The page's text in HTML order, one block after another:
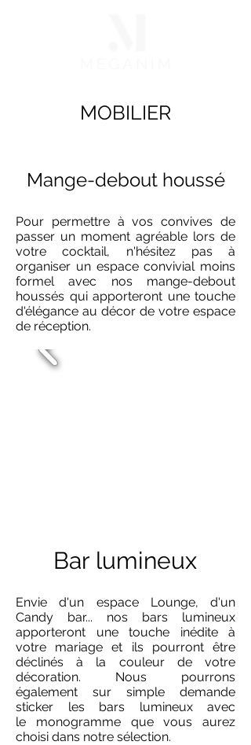
MOBILIER
Mange-debout houssé
Pour permettre à vos convives de
passer un moment agréable lors de
votre cocktail, n'hésitez pas à
organiser un espace convivial moins
formel avec nos mange-debout
houssés qui apporteront une touche
d'élégance au décor de votre espace
de réception.​
Bar lumineux
Envie d'un espace Lounge, d'un
Candy bar... nos bars lumineux
apporteront une touche inédite à
votre mariage et ils pourront être
déclinés à la couleur de votre
décoration. Nous pourrons
également sur simple demande
sticker les bars lumineux avec
le monogramme que vous aurez
choisi dans notre sélection.